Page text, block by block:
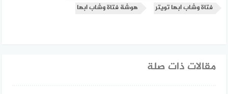
فتاة وشاب ابها تويتر
هوشة فتاة وشاب ابها
مقالات ذات صلة